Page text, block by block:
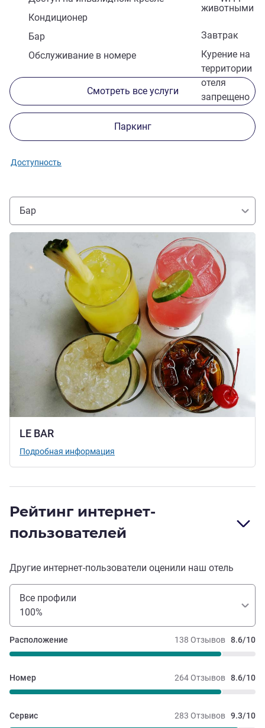
животными
Кондиционер
Завтрак
Бар
Курение на
территории
отеля
запрещено
Обслуживание в номере
Смотреть все услуги
Паркинг
Доступность
Бар
LE BAR
Подробная информация
Подробная информация
Рейтинг интернет-
пользователей
Другие интернет-пользователи оценили наш отель
Все профили
100%
138 Отзывов 8.6/10
Расположение
264 Отзывов 8.6/10
Номер
283 Отзывов 9.3/10
Сервис